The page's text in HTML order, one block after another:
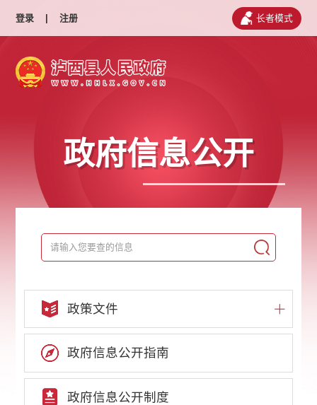
登录 | 注册 长者模式
政府信息公开
政策文件
政府信息公开指南
政府信息公开制度